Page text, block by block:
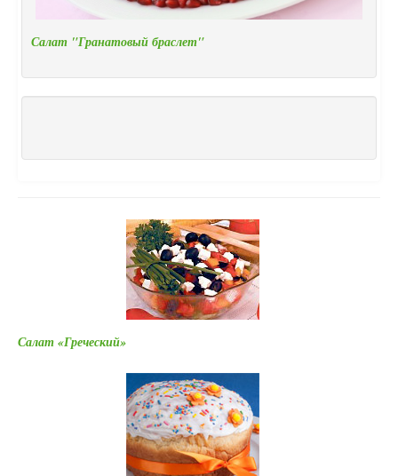
Салат "Гранатовый браслет"
Салат «Греческий»